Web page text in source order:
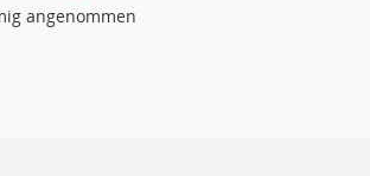
angenommen